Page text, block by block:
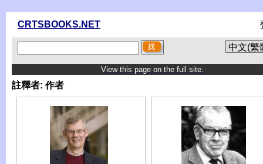
CRTSBOOKS.NET
View this page on the full site.
註釋者: 作者